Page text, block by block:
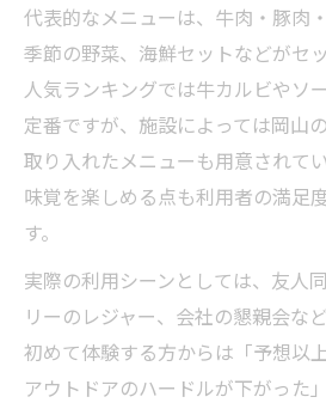
代表的なメニューは、牛肉・豚肉
季節の野菜、海鮮セットなどがセ
人気ランキングでは牛カルビやソ
定番ですが、施設によっては岡山
取り入れたメニューも用意されて
味覚を楽しめる点も利用者の満足
す。
実際の利用シーンとしては、友人
リーのレジャー、会社の懇親会な
初めて体験する方からは「予想以
アウトドアのハードルが下がった